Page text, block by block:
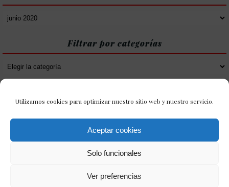
Utilizamos cookies para optimizar nuestro sitio web y nuestro servicio.
Aceptar cookies
Solo funcionales
Ver preferencias
Archivo
Filtrar por categorías
Filtrar
por
Política de Cookies Política de Privacidad